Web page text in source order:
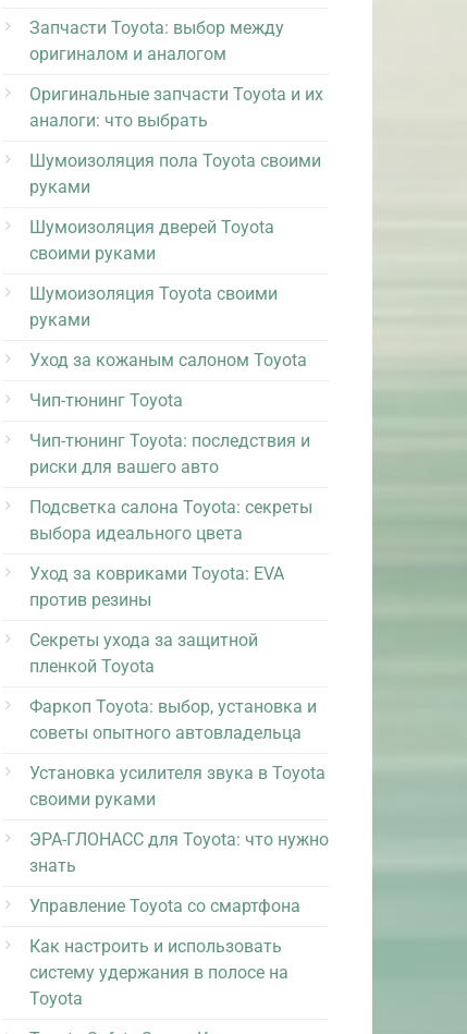
Запчасти Toyota: выбор между
оригиналом и аналогом
Оригинальные запчасти Toyota и их
аналоги: что выбрать
Шумоизоляция пола Toyota своими
руками
Шумоизоляция дверей Toyota
своими руками
Шумоизоляция Toyota своими
руками
Уход за кожаным салоном Toyota
Чип-тюнинг Toyota
Чип-тюнинг Toyota: последствия и
риски для вашего авто
Подсветка салона Toyota: секреты
выбора идеального цвета
Уход за ковриками Toyota: EVA
против резины
Секреты ухода за защитной
пленкой Toyota
Фаркоп Toyota: выбор, установка и
советы опытного автовладельца
Установка усилителя звука в Toyota
своими руками
ЭРА-ГЛОНАСС для Toyota: что нужно
знать
Управление Toyota со смартфона
Как настроить и использовать
систему удержания в полосе на
Toyota